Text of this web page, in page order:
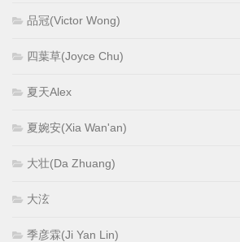
品冠(Victor Wong)
四葉草(Joyce Chu)
夏天Alex
夏婉安(Xia Wan'an)
大壮(Da Zhuang)
大泫
季彦霖(Ji Yan Lin)